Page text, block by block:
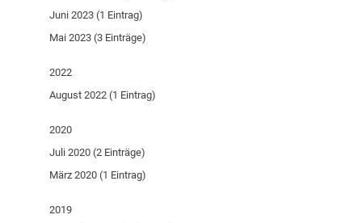
Juni 2023 (1 Eintrag)
Mai 2023 (3 Einträge)
2022
August 2022 (1 Eintrag)
2020
Juli 2020 (2 Einträge)
März 2020 (1 Eintrag)
2019